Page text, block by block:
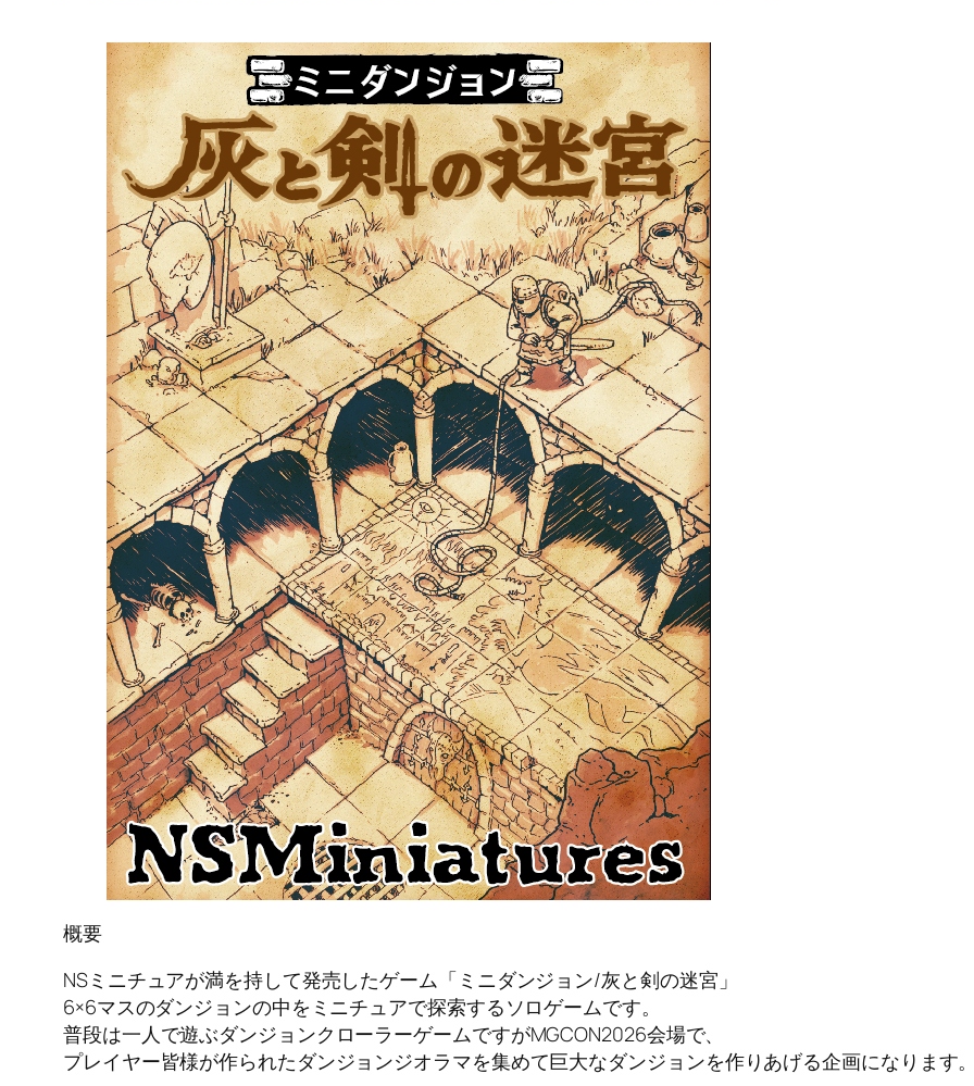
概要
NSミニチュアが満を持して発売したゲーム「ミニダンジョン/灰と剣の迷宮」
6×6マスのダンジョンの中をミニチュアで探索するソロゲームです。
普段は一人で遊ぶダンジョンクローラーゲームですがMGCON2026会場で、
プレイヤー皆様が作られたダンジョンジオラマを集めて巨大なダンジョンを作りあげる企画になります